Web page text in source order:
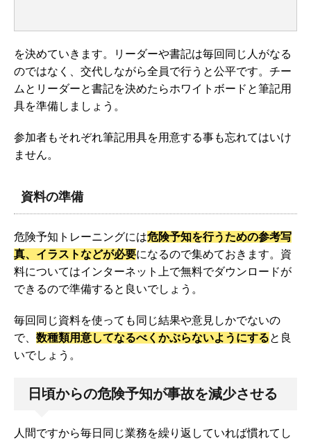
を決めていきます。リーダーや書記は毎回同じ人がなる
のではなく、交代しながら全員で行うと公平です。チー
ムとリーダーと書記を決めたらホワイトボードと筆記用
具を準備しましょう。
参加者もそれぞれ筆記用具を用意する事も忘れてはいけ
ません。
資料の準備
危険予知トレーニングには危険予知を行うための参考写
真、イラストなどが必要になるので集めておきます。資
料についてはインターネット上で無料でダウンロードが
できるので準備すると良いでしょう。
毎回同じ資料を使っても同じ結果や意見しかでないの
で、 数種類用意してなるべくかぶらないようにすると良
いでしょう。
日頃からの危険予知が事故を減少させる
人間ですから毎日同じ業務を繰り返していれば慣れてし